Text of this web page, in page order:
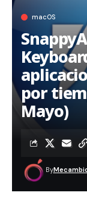
macOS
por
Mayo)
By